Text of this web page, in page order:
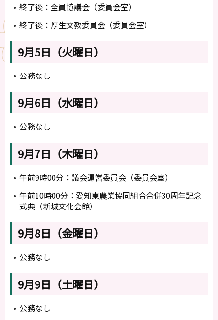
終了後：全員協議会（委員会室）
終了後：厚生文教委員会（委員会室）
9月5日（火曜日）
公務なし
9月6日（水曜日）
公務なし
9月7日（木曜日）
午前9時00分：議会運営委員会（委員会室）
午前10時00分：愛知東農業協同組合合併30周年記念
式典（新城文化会館）
9月8日（金曜日）
公務なし
9月9日（土曜日）
公務なし